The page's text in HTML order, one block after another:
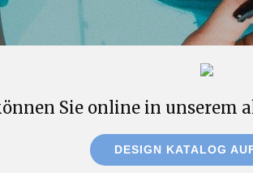
Sie online in unserem
DESIGN KATALOG